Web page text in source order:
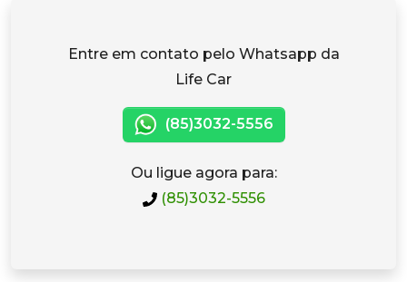
Entre em contato pelo Whatsapp da
Life Car
(85)3032-5556
Ou ligue agora para:
(85)3032-5556